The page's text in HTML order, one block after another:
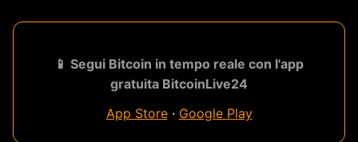
📱 Segui Bitcoin in tempo reale con l'app
gratuita BitcoinLive24
App Store· Google Play